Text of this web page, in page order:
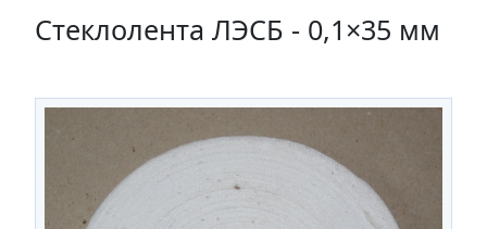
Стеклолента ЛЭСБ - 0,1×35 мм